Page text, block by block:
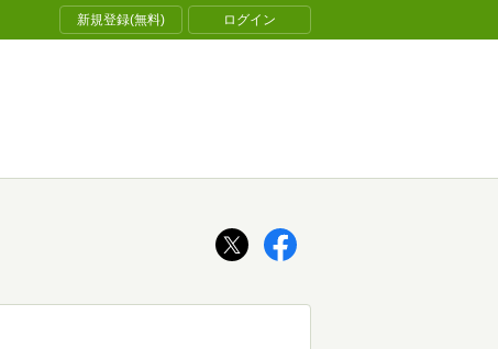
新規登録(無料) ログイン